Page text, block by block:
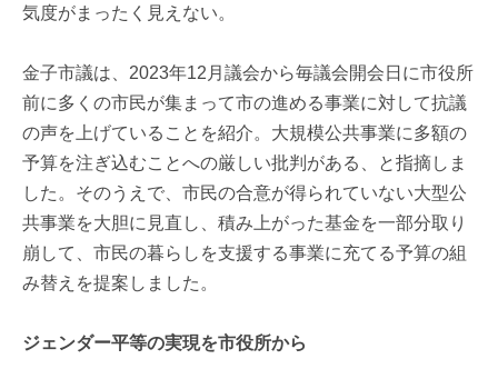
気度がまったく見えない。
金子市議は、2023年12月議会から毎議会開会日に市役所
前に多くの市民が集まって市の進める事業に対して抗議
の声を上げていることを紹介。大規模公共事業に多額の
予算を注ぎ込むことへの厳しい批判がある、と指摘しま
した。そのうえで、市民の合意が得られていない大型公
共事業を大胆に見直し、積み上がった基金を一部分取り
崩して、市民の暮らしを支援する事業に充てる予算の組
み替えを提案しました。
ジェンダー平等の実現を市役所から